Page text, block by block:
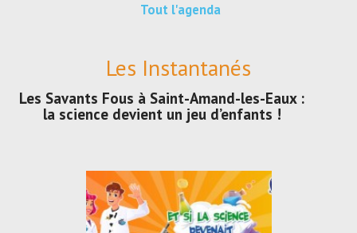
Tout l'agenda
Les Instantanés
Les Savants Fous à Saint-Amand-les-Eaux :
la science devient un jeu d’enfants !